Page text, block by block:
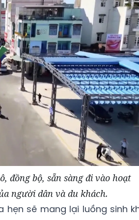
đồng bộ, sẵn sàng đi vào hoạt
người dân và du khách.
hẹn sẽ mang lại luồng sinh